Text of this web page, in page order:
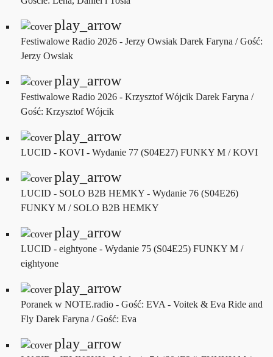
play_arrow
Festiwalowe Radio 2026 - Jerzy Owsiak Darek Faryna / Gość:
Jerzy Owsiak
play_arrow
Festiwalowe Radio 2026 - Krzysztof Wójcik Darek Faryna /
Gość: Krzysztof Wójcik
play_arrow
LUCID - KOVI - Wydanie 77 (S04E27) FUNKY M / KOVI
play_arrow
LUCID - SOLO B2B HEMKY - Wydanie 76 (S04E26)
FUNKY M / SOLO B2B HEMKY
play_arrow
LUCID - eightyone - Wydanie 75 (S04E25) FUNKY M /
eightyone
play_arrow
Poranek w NOTE.radio - Gość: EVA - Voitek & Eva Ride and
Fly Darek Faryna / Gość: Eva
play_arrow